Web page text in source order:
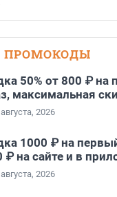
ПРОМОКОДЫ
50% от 800 ₽ на
максимальная
2026
1000 ₽ на
₽ на сайте и в
2026